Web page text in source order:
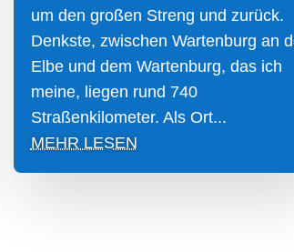
um den großen Streng und zurück.
Denkste, zwischen Wartenburg an
Elbe und dem Wartenburg, das ich
meine, liegen rund 740
Straßenkilometer. Als Ort...
MEHR LESEN